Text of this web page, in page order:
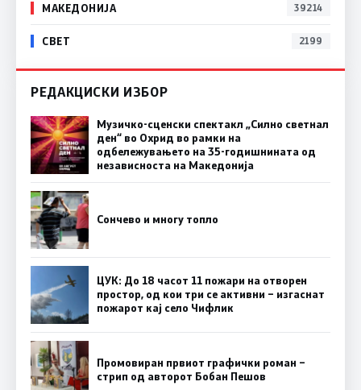
МАКЕДОНИЈА 39214
СВЕТ 2199
РЕДАКЦИСКИ ИЗБОР
Музичко-сценски спектакл „Силно светнал
ден“ во Охрид во рамки на
одбележувањето на 35-годишнината од
независноста на Македонија
Сончево и многу топло
ЦУК: До 18 часот 11 пожари на отворен
простор, од кои три се активни – изгаснат
пожарот кај село Чифлик
Промовиран првиот графички роман –
стрип од авторот Бобан Пешов